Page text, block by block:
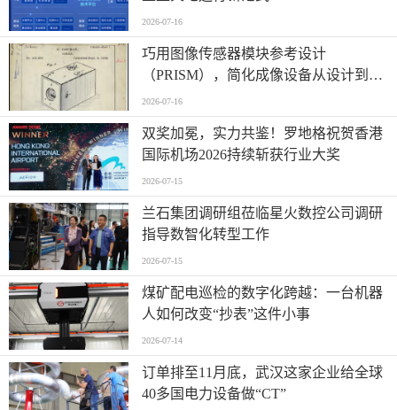
2026-07-16
巧用图像传感器模块参考设计
（PRISM），简化成像设备从设计到制
造的全流程
2026-07-16
双奖加冕，实力共鉴！罗地格祝贺香港
国际机场2026持续斩获行业大奖
2026-07-15
兰石集团调研组莅临星火数控公司调研
指导数智化转型工作
2026-07-15
煤矿配电巡检的数字化跨越：一台机器
人如何改变“抄表”这件小事
2026-07-14
订单排至11月底，武汉这家企业给全球
40多国电力设备做“CT”